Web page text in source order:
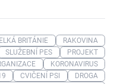
BRITÁNIE
RAKOVINA
SLUŽEBNÍ PES
PROJEKT
KORONAVIRUS
CVIČENÍ PSI
DROGA